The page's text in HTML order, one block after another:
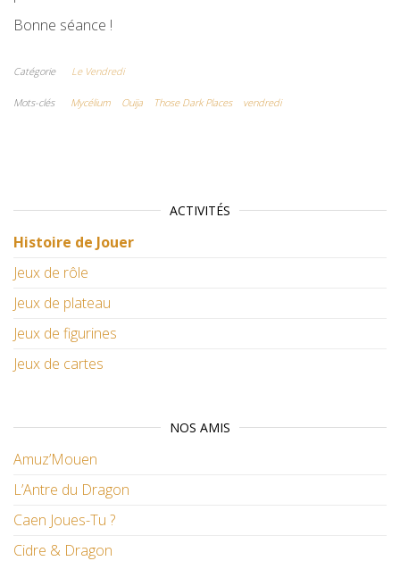
Bonne séance !
Catégorie Le Vendredi
Mots-clés Mycélium Ouija Those Dark Places vendredi
ACTIVITÉS
Histoire de Jouer
Jeux de rôle
Jeux de plateau
Jeux de figurines
Jeux de cartes
NOS AMIS
Amuz’Mouen
L’Antre du Dragon
Caen Joues-Tu ?
Cidre & Dragon